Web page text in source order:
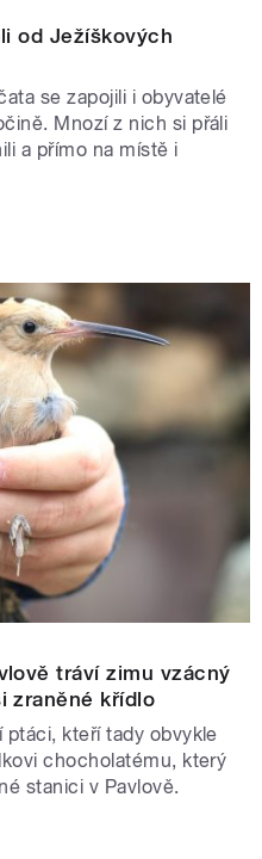
od Ježíškových
se zapojili i obyvatelé
Mnozí z nich si přáli
a přímo na místě i
tráví zimu vzácný
zraněné křídlo
ptáci, kteří tady obvykle
chocholatému, který
stanici v Pavlově.